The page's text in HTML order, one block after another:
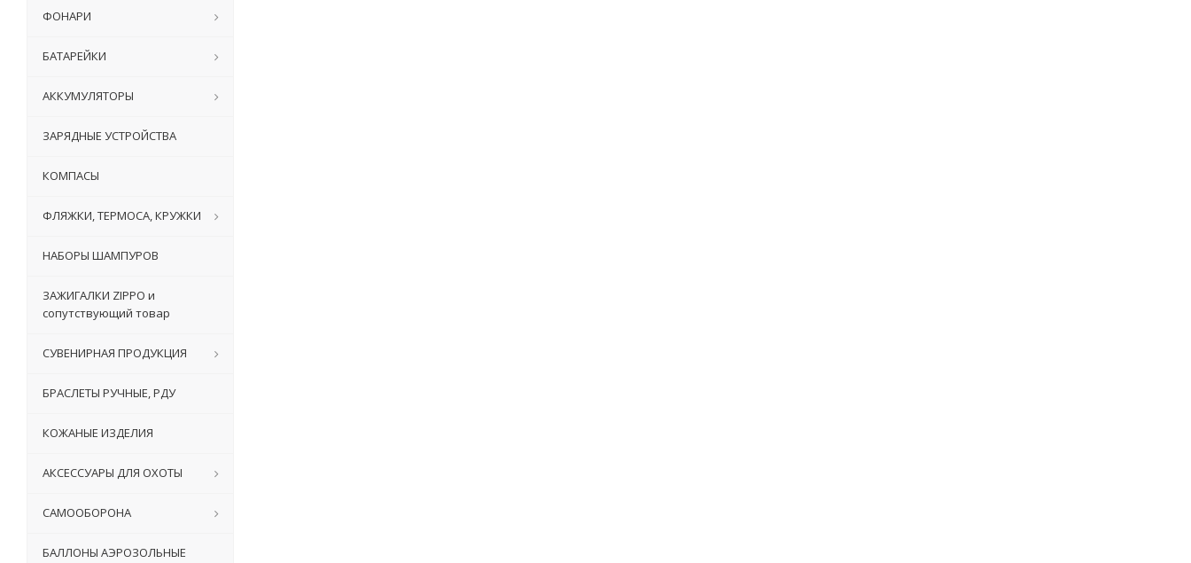
ФОНАРИ
БАТАРЕЙКИ
АККУМУЛЯТОРЫ
ЗАРЯДНЫЕ УСТРОЙСТВА
КОМПАСЫ
ФЛЯЖКИ, ТЕРМОСА, КРУЖКИ
НАБОРЫ ШАМПУРОВ
ЗАЖИГАЛКИ ZIPPO и
сопутствующий товар
СУВЕНИРНАЯ ПРОДУКЦИЯ
БРАСЛЕТЫ РУЧНЫЕ, РДУ
КОЖАНЫЕ ИЗДЕЛИЯ
АКСЕССУАРЫ ДЛЯ ОХОТЫ
САМООБОРОНА
БАЛЛОНЫ АЭРОЗОЛЬНЫЕ